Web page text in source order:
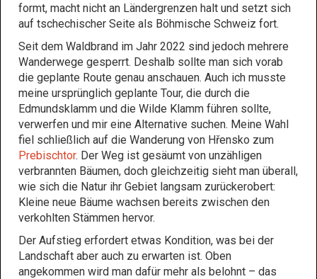
formt, macht nicht an Ländergrenzen halt und setzt sich
auf tschechischer Seite als Böhmische Schweiz fort.
Seit dem Waldbrand im Jahr 2022 sind jedoch mehrere
Wanderwege gesperrt. Deshalb sollte man sich vorab
die geplante Route genau anschauen. Auch ich musste
meine ursprünglich geplante Tour, die durch die
Edmundsklamm und die Wilde Klamm führen sollte,
verwerfen und mir eine Alternative suchen. Meine Wahl
fiel schließlich auf die Wanderung von Hřensko zum
Prebischtor. Der Weg ist gesäumt von unzähligen
verbrannten Bäumen, doch gleichzeitig sieht man überall,
wie sich die Natur ihr Gebiet langsam zurückerobert:
Kleine neue Bäume wachsen bereits zwischen den
verkohlten Stämmen hervor.
Der Aufstieg erfordert etwas Kondition, was bei der
Landschaft aber auch zu erwarten ist. Oben
angekommen wird man dafür mehr als belohnt – das